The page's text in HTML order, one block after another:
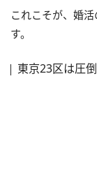
これこそが、婚
す。
東京23区は圧